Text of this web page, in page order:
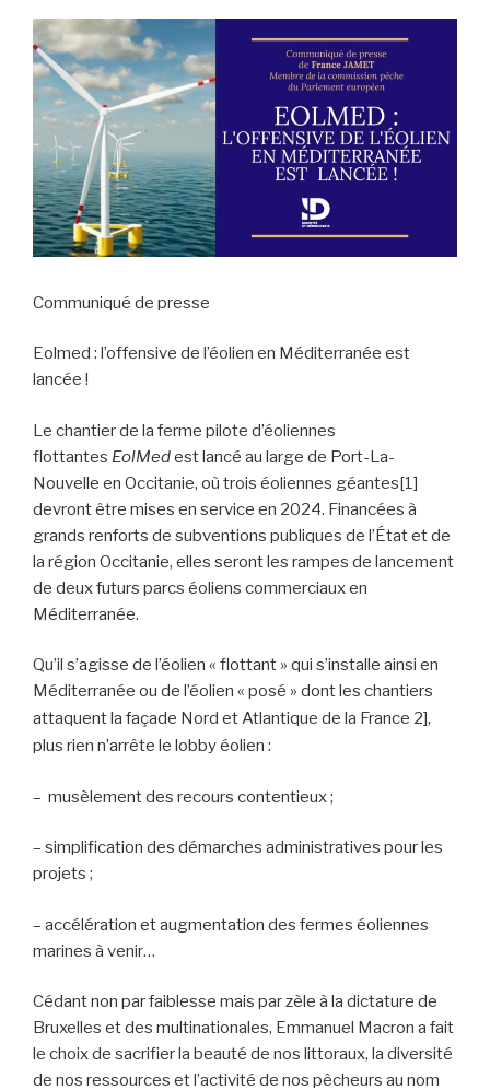
Communiqué de presse
Eolmed : l’offensive de l’éolien en Méditerranée est
lancée !
Le chantier de la ferme pilote d’éoliennes
flottantes EolMedest lancé au large de Port-La-
Nouvelle en Occitanie, où trois éoliennes géantes[1]
devront être mises en service en 2024. Financées à
grands renforts de subventions publiques de l’État et de
la région Occitanie, elles seront les rampes de lancement
de deux futurs parcs éoliens commerciaux en
Méditerranée.
Qu’il s’agisse de l’éolien « flottant » qui s’installe ainsi en
Méditerranée ou de l’éolien « posé » dont les chantiers
attaquent la façade Nord et Atlantique de la France 2],
plus rien n’arrête le lobby éolien :
– musèlement des recours contentieux ;
– simplification des démarches administratives pour les
projets ;
– accélération et augmentation des fermes éoliennes
marines à venir…
Cédant non par faiblesse mais par zèle à la dictature de
Bruxelles et des multinationales, Emmanuel Macron a fait
le choix de sacrifier la beauté de nos littoraux, la diversité
de nos ressources et l’activité de nos pêcheurs au nom